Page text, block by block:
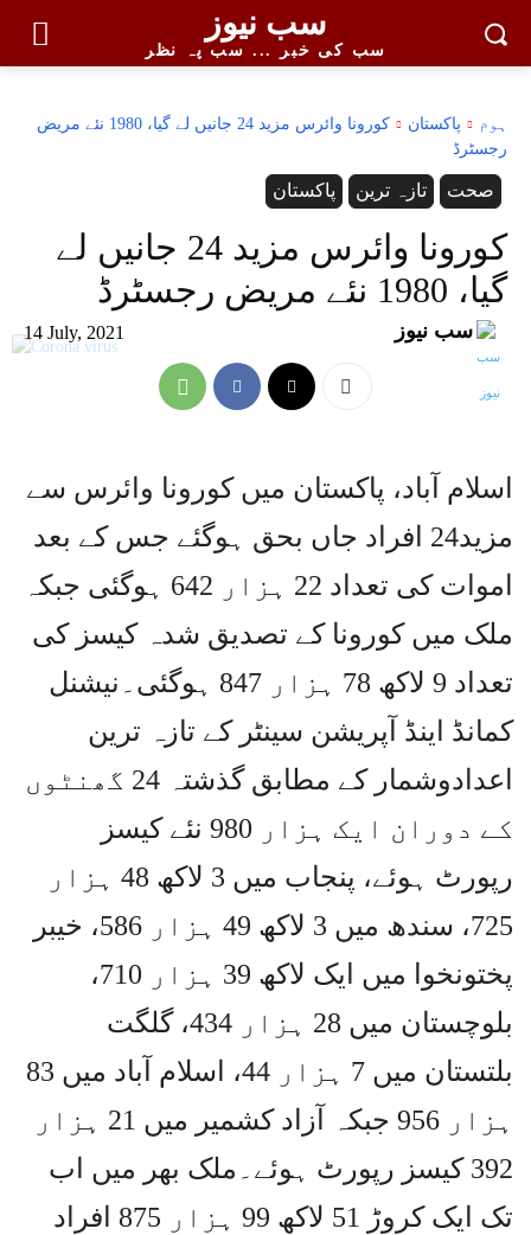
سب نیوز
سب کی خبر ... سب پہ نظر
ہوم پاکستان
کورونا وائرس مزید 24 جانیں لے گیا، 1980 نئے مریض
رجسٹرڈ
پاکستان تازہ ترین صحت
کورونا وائرس مزید 24 جانیں لے
گیا، 1980 نئے مریض رجسٹرڈ
14 July, 2021 سب نیوز
اسلام آباد، پاکستان میں کورونا وائرس سے
مزید24 افراد جاں بحق ہوگئے جس کے بعد
اموات کی تعداد 22 ہزار 642 ہوگئی جبکہ
ملک میں کورونا کے تصدیق شدہ کیسز کی
تعداد 9 لاکھ 78 ہزار 847 ہوگئی۔نیشنل
کمانڈ اینڈ آپریشن سینٹر کے تازہ ترین
اعدادوشمار کے مطابق گذشتہ 24 گھنٹوں
کے دوران ایک ہزار 980 نئے کیسز
رپورٹ ہوئے، پنجاب میں 3 لاکھ 48 ہزار
725، سندھ میں 3 لاکھ 49 ہزار 586، خیبر
پختونخوا میں ایک لاکھ 39 ہزار 710،
بلوچستان میں 28 ہزار 434، گلگت
بلتستان میں 7 ہزار 44، اسلام آباد میں 83
ہزار 956 جبکہ آزاد کشمیر میں 21 ہزار
392 کیسز رپورٹ ہوئے۔ملک بھر میں اب
تک ایک کروڑ 51 لاکھ 99 ہزار 875 افراد